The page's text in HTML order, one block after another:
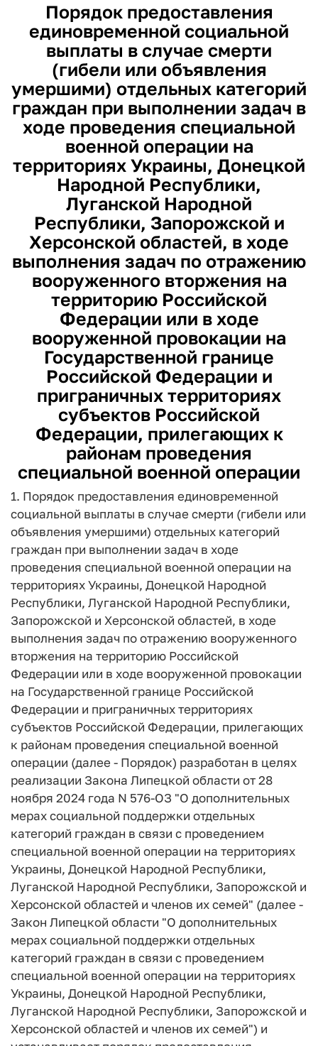
Порядок предоставления
единовременной социальной
выплаты в случае смерти
(гибели или объявления
умершими) отдельных категорий
граждан при выполнении задач в
ходе проведения специальной
военной операции на
территориях Украины, Донецкой
Народной Республики,
Луганской Народной
Республики, Запорожской и
Херсонской областей, в ходе
выполнения задач по отражению
вооруженного вторжения на
территорию Российской
Федерации или в ходе
вооруженной провокации на
Государственной границе
Российской Федерации и
приграничных территориях
субъектов Российской
Федерации, прилегающих к
районам проведения
специальной военной операции
1. Порядок предоставления единовременной
социальной выплаты в случае смерти (гибели или
объявления умершими) отдельных категорий
граждан при выполнении задач в ходе
проведения специальной военной операции на
территориях Украины, Донецкой Народной
Республики, Луганской Народной Республики,
Запорожской и Херсонской областей, в ходе
выполнения задач по отражению вооруженного
вторжения на территорию Российской
Федерации или в ходе вооруженной провокации
на Государственной границе Российской
Федерации и приграничных территориях
субъектов Российской Федерации, прилегающих
к районам проведения специальной военной
операции (далее - Порядок) разработан в целях
реализации Закона Липецкой области от 28
ноября 2024 года N 576-ОЗ "О дополнительных
мерах социальной поддержки отдельных
категорий граждан в связи с проведением
специальной военной операции на территориях
Украины, Донецкой Народной Республики,
Луганской Народной Республики, Запорожской и
Херсонской областей и членов их семей" (далее -
Закон Липецкой области "О дополнительных
мерах социальной поддержки отдельных
категорий граждан в связи с проведением
специальной военной операции на территориях
Украины, Донецкой Народной Республики,
Луганской Народной Республики, Запорожской и
Херсонской областей и членов их семей") и